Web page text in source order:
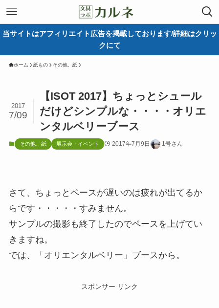
当サイトはアフィリエイト広告を掲載しております/詳細はクリッ
クにて
ホーム 紙もの その他、紙
【ISOT 2017】ちょっとシュール
だけどシンプルな・・・・オリエ
ンタルベリーブース
2017
7/09
その他、紙 展示会・イベント 2017年7月9日 1号さん
さて、ちょっとペースが遅いのは疲れが出てるか
らです・・・・・すみません。
サンプルの撮影も終了したのでペースを上げてい
きますね。
では、「オリエンタルベリー」ブースから。
スポンサー リンク